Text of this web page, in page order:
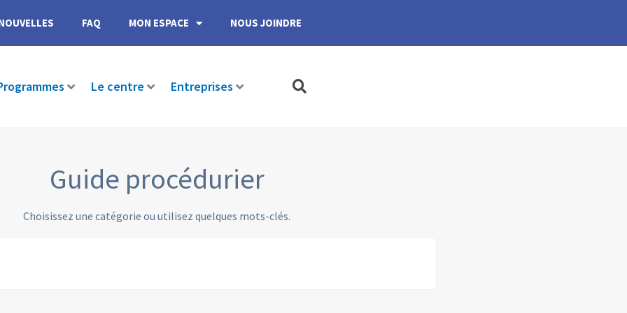
FAQ MON ESPACE NOUS JOINDRE
Le centre Entreprises
Guide procédurier
Choisissez une catégorie ou utilisez quelques mots-clés.